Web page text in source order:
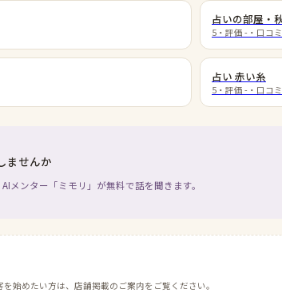
占いの部屋・
5 ・評価 - ・口コミ
占い 赤い糸
5 ・評価 - ・口コミ
ませんか
メンター「ミモリ」が無料で話を聞きます。
始めたい方は、店舗掲載のご案内をご覧ください。